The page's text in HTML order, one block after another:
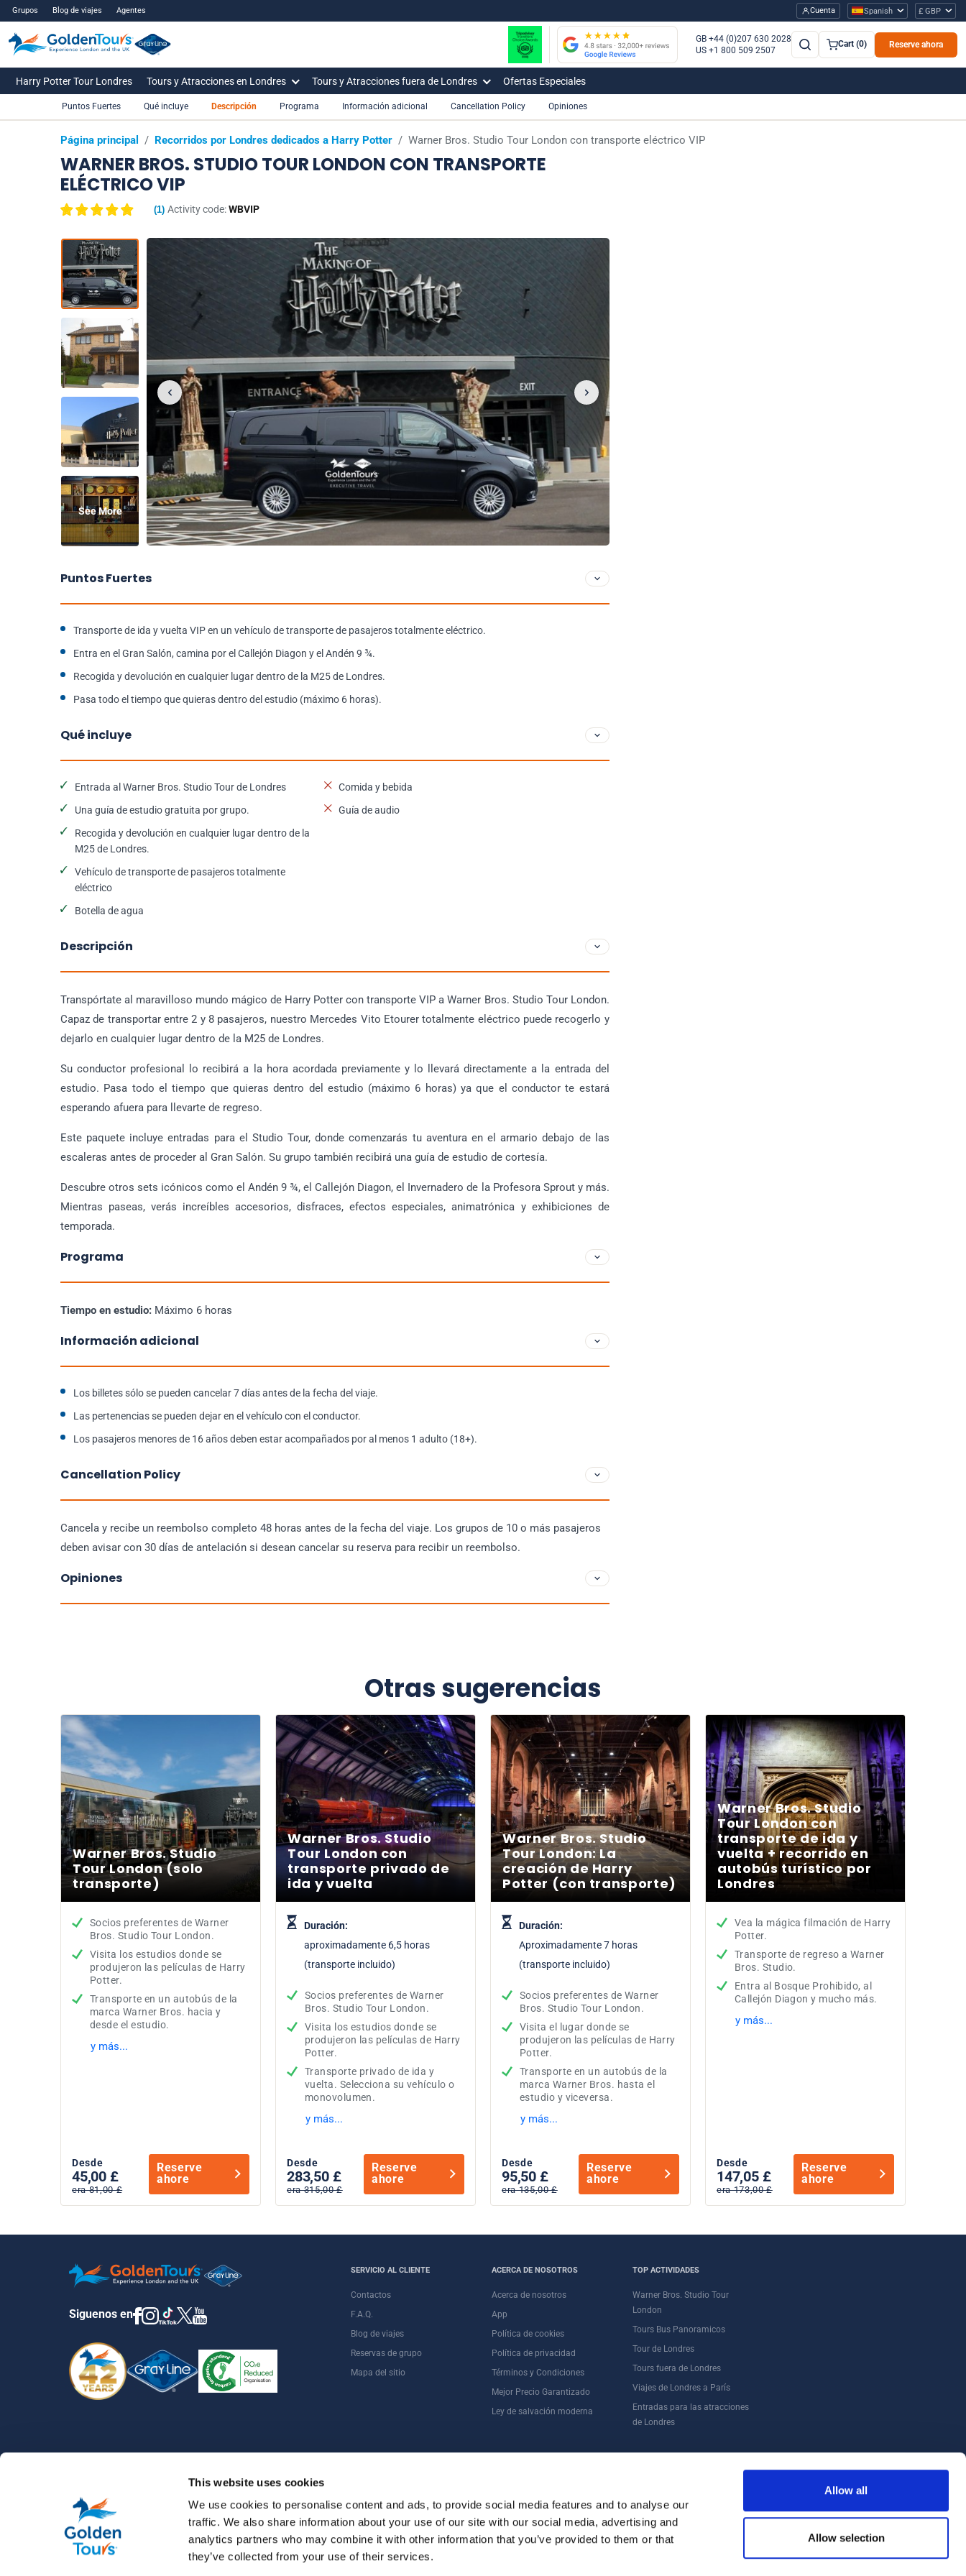
This website uses cookies
We use cookies to personalise content and ads, to provide social media features and to analyse our
traffic. We also share information about your use of our site with our social media, advertising and
analytics partners who may combine it with other information that you’ve provided to them or that
they’ve collected from your use of their services.
Allow all
Allow selection
Grupos Blog de viajes Agentes Cuenta Spanish £ GBP
GB +44 (0)207 630 2028
US +1 800 509 2507
Cart (0) Reserve ahora
Harry Potter Tour Londres Tours y Atracciones en Londres Tours y Atracciones fuera de Londres Ofertas Especiales
Página principal / Recorridos por Londres dedicados a Harry Potter / Warner Bros. Studio Tour London con transporte eléctrico VIP
WARNER BROS. STUDIO TOUR LONDON CON TRANSPORTE
ELÉCTRICO VIP
(1) Activity code:WBVIP
See More
Puntos Fuertes Qué incluye Descripción Programa Información adicional Cancellation Policy Opiniones
Puntos Fuertes
Transporte de ida y vuelta VIP en un vehículo de transporte de pasajeros totalmente eléctrico.
Entra en el Gran Salón, camina por el Callejón Diagon y el Andén 9 ¾.
Recogida y devolución en cualquier lugar dentro de la M25 de Londres.
Pasa todo el tiempo que quieras dentro del estudio (máximo 6 horas).
Qué incluye
Entrada al Warner Bros. Studio Tour de Londres
Una guía de estudio gratuita por grupo.
Recogida y devolución en cualquier lugar dentro de la
M25 de Londres.
Vehículo de transporte de pasajeros totalmente
eléctrico
Botella de agua
Comida y bebida
Guía de audio
Descripción
Transpórtate al maravilloso mundo mágico de Harry Potter con transporte VIP a Warner Bros. Studio Tour London.
Capaz de transportar entre 2 y 8 pasajeros, nuestro Mercedes Vito Etourer totalmente eléctrico puede recogerlo y
dejarlo en cualquier lugar dentro de la M25 de Londres.
Su conductor profesional lo recibirá a la hora acordada previamente y lo llevará directamente a la entrada del
estudio. Pasa todo el tiempo que quieras dentro del estudio (máximo 6 horas) ya que el conductor te estará
esperando afuera para llevarte de regreso.
Este paquete incluye entradas para el Studio Tour, donde comenzarás tu aventura en el armario debajo de las
escaleras antes de proceder al Gran Salón. Su grupo también recibirá una guía de estudio de cortesía.
Descubre otros sets icónicos como el Andén 9 ¾, el Callejón Diagon, el Invernadero de la Profesora Sprout y más.
Mientras paseas, verás increíbles accesorios, disfraces, efectos especiales, animatrónica y exhibiciones de
temporada.
Programa
Tiempo en estudio: Máximo 6 horas
Información adicional
Los billetes sólo se pueden cancelar 7 días antes de la fecha del viaje.
Las pertenencias se pueden dejar en el vehículo con el conductor.
Los pasajeros menores de 16 años deben estar acompañados por al menos 1 adulto (18+).
Cancellation Policy
Cancela y recibe un reembolso completo 48 horas antes de la fecha del viaje. Los grupos de 10 o más pasajeros
deben avisar con 30 días de antelación si desean cancelar su reserva para recibir un reembolso.
Opiniones
Otras sugerencias
Warner Bros. Studio
Tour London (solo
transporte)
Socios preferentes de Warner
Bros. Studio Tour London.
Visita los estudios donde se
produjeron las películas de Harry
Potter.
Transporte en un autobús de la
marca Warner Bros. hacia y
desde el estudio.
y más...
Desde
45,00 £
era 81,00 £
Reserve
ahore
Warner Bros. Studio
Tour London con
transporte privado de
ida y vuelta
Duración:
aproximadamente 6,5 horas
(transporte incluido)
Socios preferentes de Warner
Bros. Studio Tour London.
Visita los estudios donde se
produjeron las películas de Harry
Potter.
Transporte privado de ida y
vuelta. Selecciona su vehículo o
monovolumen.
y más...
Desde
283,50 £
era 315,00 £
Reserve
ahore
Warner Bros. Studio
Tour London: La
creación de Harry
Potter (con transporte)
Duración:
Aproximadamente 7 horas
(transporte incluido)
Socios preferentes de Warner
Bros. Studio Tour London.
Visita el lugar donde se
produjeron las películas de Harry
Potter.
Transporte en un autobús de la
marca Warner Bros. hasta el
estudio y viceversa.
y más...
Desde
95,50 £
era 135,00 £
Reserve
ahore
Warner Bros. Studio
Tour London con
transporte de ida y
vuelta + recorrido en
autobús turístico por
Londres
Vea la mágica filmación de Harry
Potter.
Transporte de regreso a Warner
Bros. Studio.
Entra al Bosque Prohibido, al
Callejón Diagon y mucho más.
y más...
Desde
147,05 £
era 173,00 £
Reserve
ahore
Siguenos en
SERVICIO AL CLIENTE
Contactos
F.A.Q.
Blog de viajes
Reservas de grupo
Mapa del sitio
ACERCA DE NOSOTROS
Acerca de nosotros
App
Política de cookies
Política de privacidad
Términos y Condiciones
Mejor Precio Garantizado
Ley de salvación moderna
TOP ACTIVIDADES
Warner Bros. Studio Tour
London
Tours Bus Panoramicos
Tour de Londres
Tours fuera de Londres
Viajes de Londres a París
Entradas para las atracciones
de Londres